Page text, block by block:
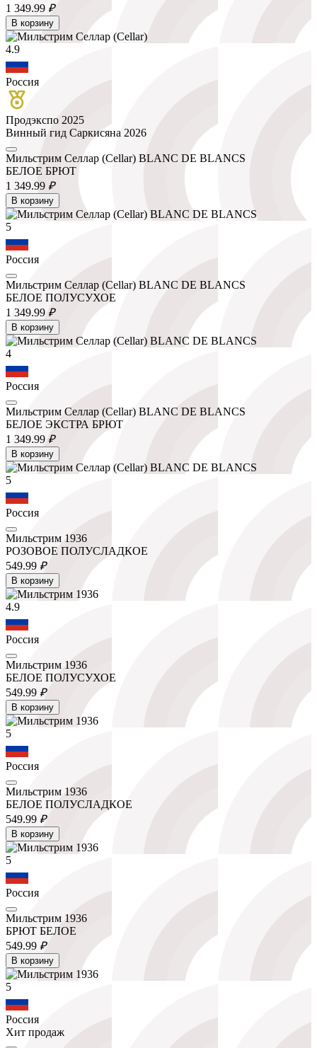
1 349.99 ₽
В корзину
4.9
Россия
Продэкспо 2025
Винный гид Саркисяна 2026
Мильстрим Селлар (Cellar) BLANC DE BLANCS
БЕЛОЕ БРЮТ
1 349.99 ₽
В корзину
5
Россия
Мильстрим Селлар (Cellar) BLANC DE BLANCS
БЕЛОЕ ПОЛУСУХОЕ
1 349.99 ₽
В корзину
4
Россия
Мильстрим Селлар (Cellar) BLANC DE BLANCS
БЕЛОЕ ЭКСТРА БРЮТ
1 349.99 ₽
В корзину
5
Россия
Мильстрим 1936
РОЗОВОЕ ПОЛУСЛАДКОЕ
549.99 ₽
В корзину
4.9
Россия
Мильстрим 1936
БЕЛОЕ ПОЛУСУХОЕ
549.99 ₽
В корзину
5
Россия
Мильстрим 1936
БЕЛОЕ ПОЛУСЛАДКОЕ
549.99 ₽
В корзину
5
Россия
Мильстрим 1936
БРЮТ БЕЛОЕ
549.99 ₽
В корзину
5
Россия
Хит продаж